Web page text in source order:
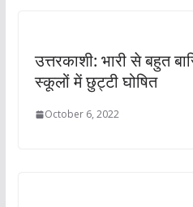
उत्तरकाशी: भारी से बहुत
स्कूलों में छुट्टी घोषित
October 6, 2022